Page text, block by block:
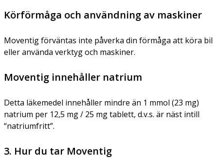
Körförmåga och användning av maskiner
Moventig förväntas inte påverka din förmåga att köra bil
eller använda verktyg och maskiner.
Moventig innehåller natrium
Detta läkemedel innehåller mindre än 1 mmol (23 mg)
natrium per 12,5 mg / 25 mg tablett, d.v.s. är näst intill
“natriumfritt”.
3. Hur du tar Moventig